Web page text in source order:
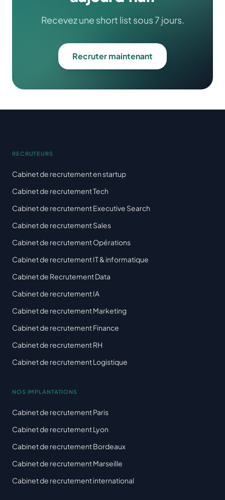
Recevez une short list sous 7 jours.
Recruter maintenant
RECRUTEURS
Cabinet de recrutement en startup
Cabinet de recrutement Tech
Cabinet de recrutement Executive Search
Cabinet de recrutement Sales
Cabinet de recrutement Opérations
Cabinet de recrutement IT & informatique
Cabinet de Recrutement Data
Cabinet de recrutement IA
Cabinet de recrutement Marketing
Cabinet de recrutement Finance
Cabinet de recrutement RH
Cabinet de recrutement Logistique
NOS IMPLANTATIONS
Cabinet de recrutement Paris
Cabinet de recrutement Lyon
Cabinet de recrutement Bordeaux
Cabinet de recrutement Marseille
Cabinet de recrutement international